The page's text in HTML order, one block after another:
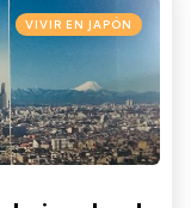
Categories
Posted
in
VIVIR EN JAPÓN